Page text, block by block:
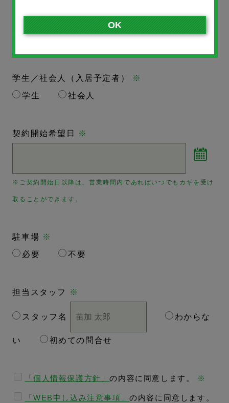
入居者さまとの続柄※
学生／社会人（入居予定者）
※
学生
社会人
契約開始希望日 ※
※ご契約開始日以降は、営業時間内であればいつでもカギを受け
取ることができます。
駐車場 ※
必要
不要
担当スタッフ ※
スタッフ名 わからな
い 初めての問合せ
「個人情報保護方針」の内容に同意します。 ※
「WEB申し込み注意事項」の内容に同意します。
OK